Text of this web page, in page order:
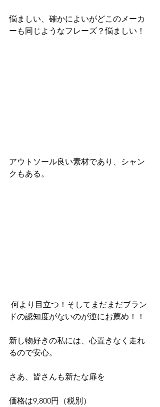
悩ましい、確かによいがどこのメーカ
ーも同じようなフレーズ？悩ましい！
アウトソール良い素材であり、シャン
クもある。
ドの認知度がないのが逆にお薦め！！
新し物好きの私には、心置きなく走れ
るので安心。
さあ、皆さんも新たな扉を
価格は9,800円（税別）